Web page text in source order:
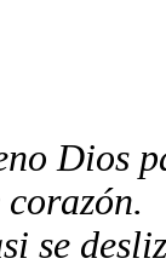
Dios
se